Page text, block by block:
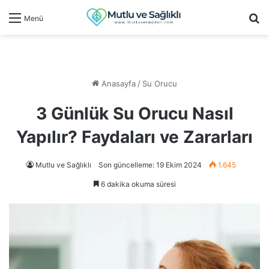
Menü
Anasayfa/ Su Orucu
3 Günlük Su Orucu Nasıl
Yapılır? Faydaları ve Zararları
Mutlu ve Sağlıklı Son güncelleme: 19 Ekim 2024 1.645
6 dakika okuma süresi